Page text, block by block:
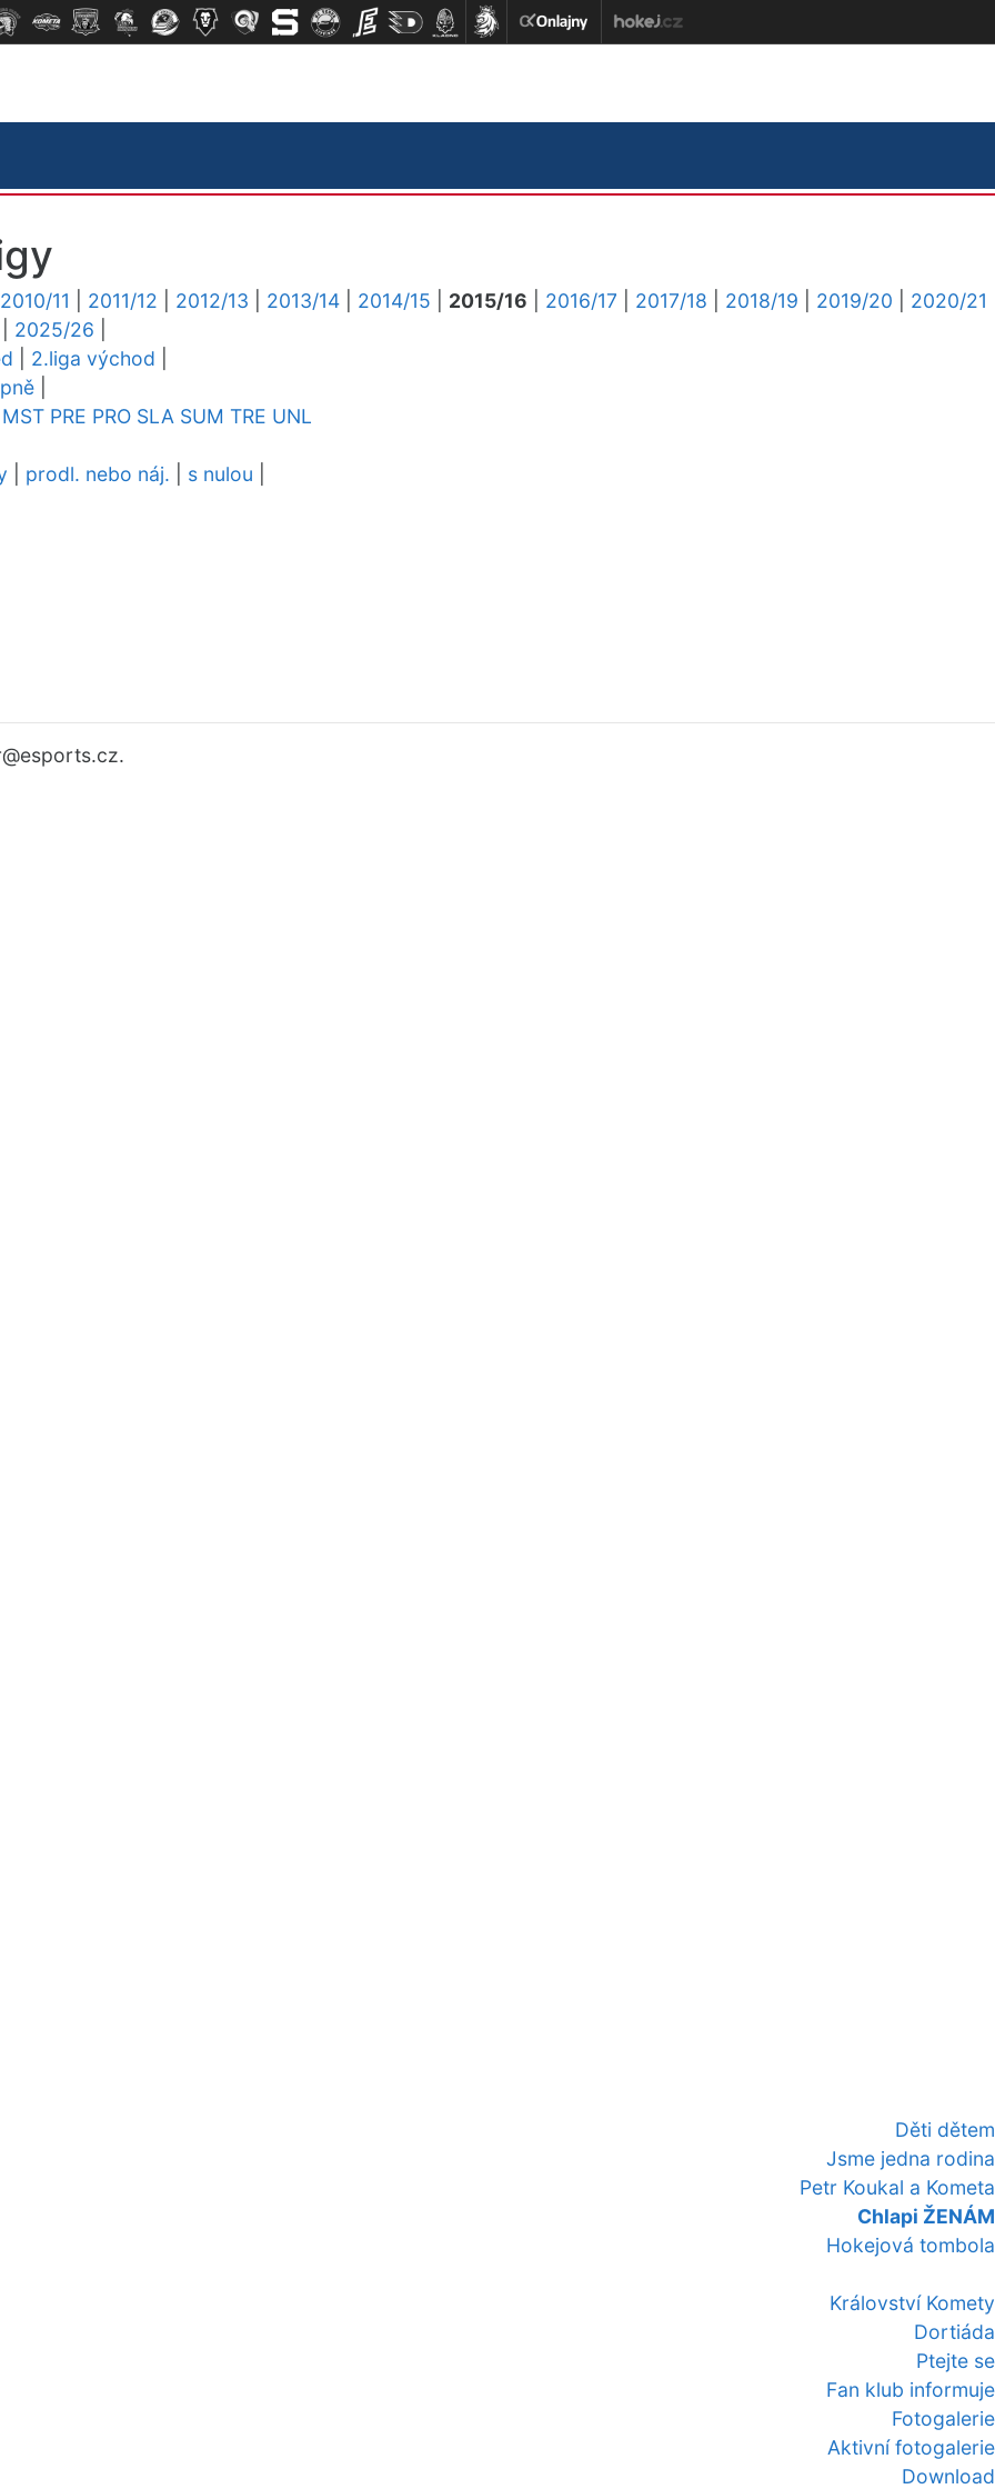
Děti dětem
Jsme jedna rodina
Petr Koukal a Kometa
Chlapi ŽENÁM
Hokejová tombola
Království Komety
Dortiáda
Ptejte se
Fan klub informuje
Fotogalerie
Aktivní fotogalerie
Download
2010/11 2011/12 2012/13 2013/14 2014/15 2015/16 2016/17 2017/18 2018/19 2019/20
2020/21
2025/26
2.liga východ
MST PRE PRO SLA SUM TRE UNL
prodl. nebo náj. s nulou
@esports.cz.